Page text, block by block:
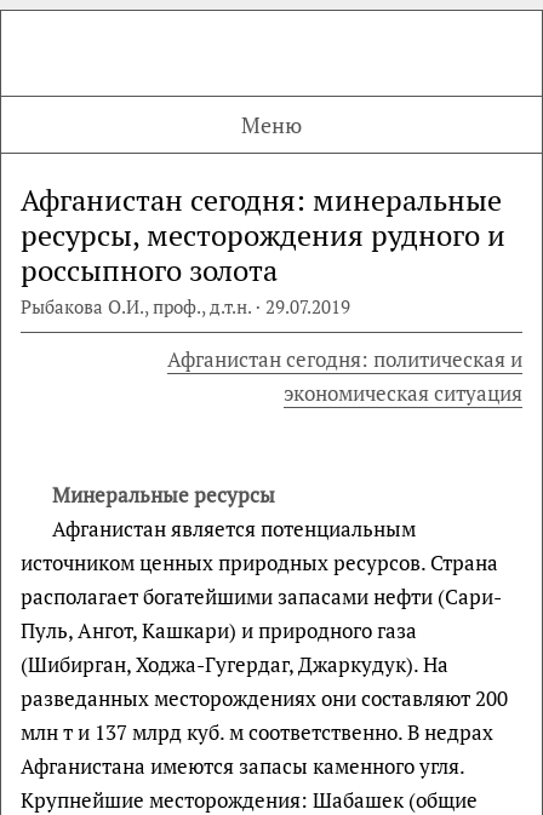
Меню
Афганистан сегодня: минеральные
ресурсы, месторождения рудного и
россыпного золота
Рыбакова О.И., проф., д.т.н. · 29.07.2019
Афганистан сегодня: политическая и
экономическая ситуация
Минеральные ресурсы
Афганистан является потенциальным
источником ценных природных ресурсов. Страна
располагает богатейшими запасами нефти (Сари-
Пуль, Ангот, Кашкари) и природного газа
(Шибирган, Ходжа-Гугердаг, Джаркудук). На
разведанных месторождениях они составляют 200
млн т и 137 млрд куб. м соответственно. В недрах
Афганистана имеются запасы каменного угля.
Крупнейшие месторождения: Шабашек (общие